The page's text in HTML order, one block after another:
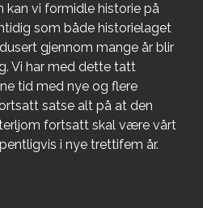
kan vi formidle historie på
som både historielaget
gjennom mange år blir
Vi har med dette tatt
tid med nye og flere
satse alt på at den
fortsatt skal være vårt
i nye trettifem år.